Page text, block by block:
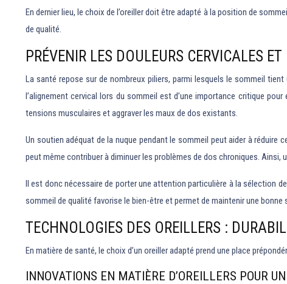
En dernier lieu, le choix de l’oreiller doit être adapté à la position de
de qualité.
PRÉVENIR LES DOULEURS CERVICALES
La santé repose sur de nombreux piliers, parmi lesquels le sommeil
l’alignement cervical lors du sommeil est d’une importance critique
tensions musculaires et aggraver les maux de dos existants.
Un soutien adéquat de la nuque pendant le sommeil peut aider à
peut même contribuer à diminuer les problèmes de dos chroniques.
Il est donc nécessaire de porter une attention particulière à la sélection
sommeil de qualité favorise le bien-être et permet de maintenir une bonne
TECHNOLOGIES DES OREILLERS :
En matière de santé, le choix d’un oreiller adapté prend une place
INNOVATIONS EN MATIÈRE D’OREILLERS POUR